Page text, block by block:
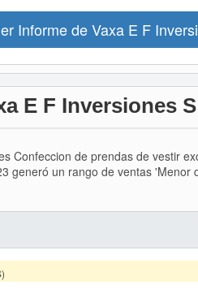
Informe de Vaxa E F
E F Inversiones
Confeccion de prendas de vestir
generó un rango de ventas